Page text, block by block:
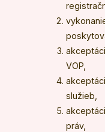
VOP,
služieb,
práv,